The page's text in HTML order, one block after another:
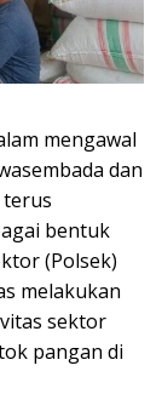
mengawal
dan
bentuk
(Polsek)
melakukan
sektor
pangan di